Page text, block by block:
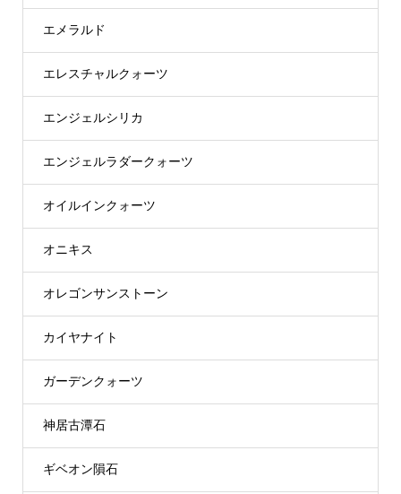
エメラルド
エレスチャルクォーツ
エンジェルシリカ
エンジェルラダークォーツ
オイルインクォーツ
オニキス
オレゴンサンストーン
カイヤナイト
ガーデンクォーツ
神居古潭石
ギベオン隕石